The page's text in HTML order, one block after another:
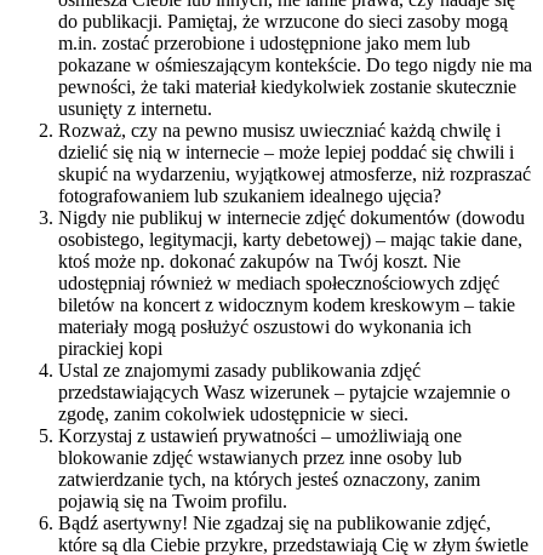
do publikacji. Pamiętaj, że wrzucone do sieci zasoby mogą
m.in. zostać przerobione i udostępnione jako mem lub
pokazane w ośmieszającym kontekście. Do tego nigdy nie ma
pewności, że taki materiał kiedykolwiek zostanie skutecznie
usunięty z internetu.
Rozważ, czy na pewno musisz uwieczniać każdą chwilę i
dzielić się nią w internecie – może lepiej poddać się chwili i
skupić na wydarzeniu, wyjątkowej atmosferze, niż rozpraszać
fotografowaniem lub szukaniem idealnego ujęcia?
Nigdy nie publikuj w internecie zdjęć dokumentów (dowodu
osobistego, legitymacji, karty debetowej) – mając takie dane,
ktoś może np. dokonać zakupów na Twój koszt. Nie
udostępniaj również w mediach społecznościowych zdjęć
biletów na koncert z widocznym kodem kreskowym – takie
materiały mogą posłużyć oszustowi do wykonania ich
pirackiej kopi
Ustal ze znajomymi zasady publikowania zdjęć
przedstawiających Wasz wizerunek – pytajcie wzajemnie o
zgodę, zanim cokolwiek udostępnicie w sieci.
Korzystaj z ustawień prywatności – umożliwiają one
blokowanie zdjęć wstawianych przez inne osoby lub
zatwierdzanie tych, na których jesteś oznaczony, zanim
pojawią się na Twoim profilu.
Bądź asertywny! Nie zgadzaj się na publikowanie zdjęć,
które są dla Ciebie przykre, przedstawiają Cię w złym świetle